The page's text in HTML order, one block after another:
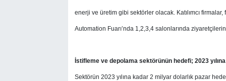
enerji ve üretim gibi sektörler olacak. Katılımcı
Automation Fuarı’nda 1,2,3,4 salonlarında
İstifleme ve depolama sektörünün hedefi; 2023
Sektörün 2023 yılına kadar 2 milyar dolarlık pazar